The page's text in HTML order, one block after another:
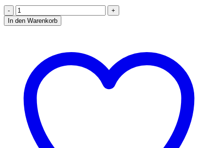
Twizzy
Minze
Lebensmittelaroma
Intensives
Aroma
Ideal
zum
Backen,
Lebensmitteln
Getränken,
In den Warenkorb